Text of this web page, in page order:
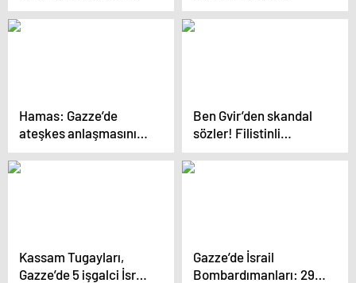
aldığını kabul etti
katildir’ paylaşımı
sonrası konseri iptal
Hamas: Gazze’de
ateşkes anlaşmasının
nihai taslağı
tamamlandı
Ben Gvir’den skandal
sözler! Filistinli
mahkumla dalga geçti
Kassam Tugayları,
Gazze’de 5 işgalci İsrail
Gazze’de İsrail
Bombardımanları: 29